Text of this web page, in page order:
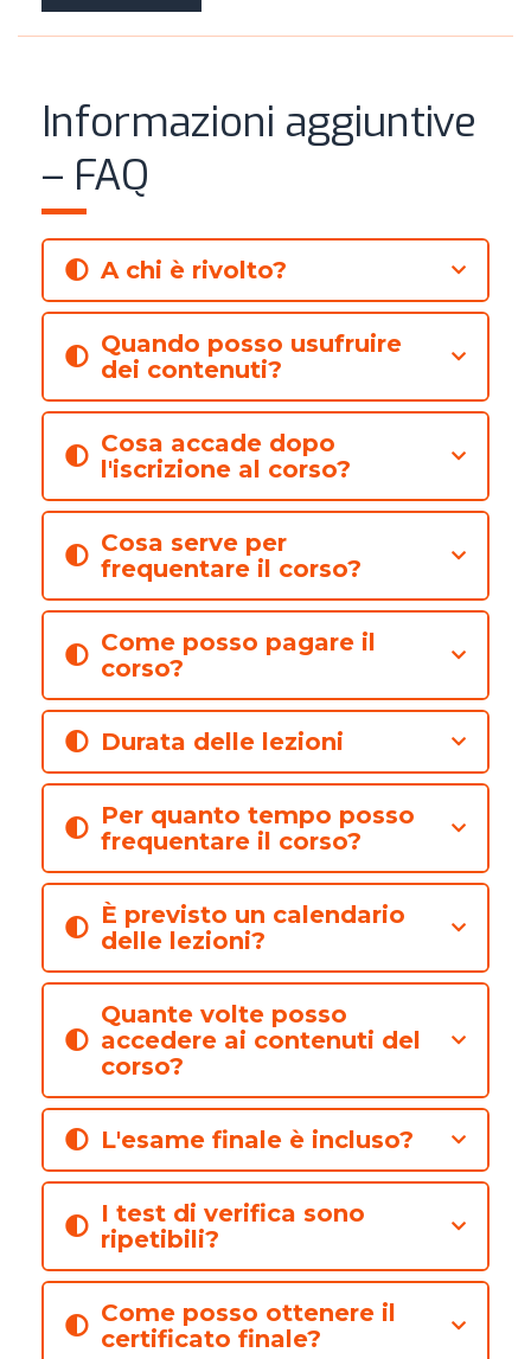
Informazioni aggiuntive
– FAQ
A chi è rivolto?
Quando posso usufruire
dei contenuti?
Cosa accade dopo
l'iscrizione al corso?
Cosa serve per
frequentare il corso?
Come posso pagare il
corso?
Durata delle lezioni
Per quanto tempo posso
frequentare il corso?
È previsto un calendario
delle lezioni?
Quante volte posso
accedere ai contenuti del
corso?
L'esame finale è incluso?
I test di verifica sono
ripetibili?
Come posso ottenere il
certificato finale?